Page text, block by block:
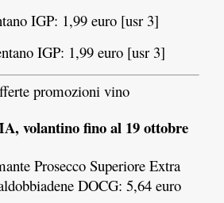
IGP: 1,99 euro [usr 3]
IGP: 1,99 euro [usr 3]
volantino fino al 19 ottobre
Prosecco Superiore Extra
DOCG: 5,64 euro